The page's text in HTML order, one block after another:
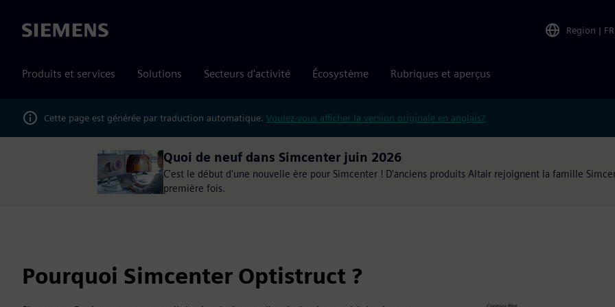
Siemens Region | FR
Produits et services Solutions Secteurs d'activité Écosystème Rubriques et aperçus
Cette page est générée par traduction automatique. Voulez-vous afficher la version originale en anglais?
Quoi de neuf dans Simcenter juin 2026
C'est le début d'une nouvelle ère pour Simcenter ! D'anciens produits Altair rejoignent la famille
première fois.
Pourquoi Simcenter Optistruct ?